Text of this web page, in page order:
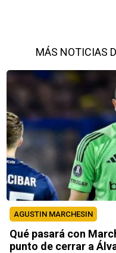
MÁS NOTICIAS
AGUSTIN MARCHESIN
Qué pasará con
punto de cerrar a